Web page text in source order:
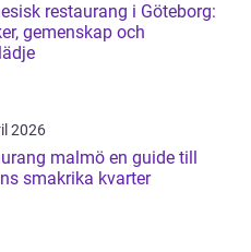
restaurang i Göteborg:
gemenskap och
2026
malmö en guide till
smakrika kvarter